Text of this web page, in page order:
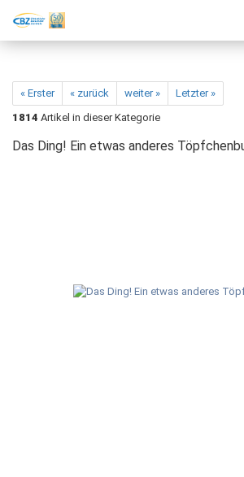
« Erster « zurück weiter »
Letzter »
1814 Artikel in dieser Kategorie
Das Ding! Ein etwas anderes